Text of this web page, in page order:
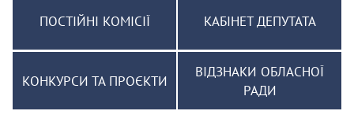
ПОСТІЙНІ КОМІСІЇ КАБІНЕТ ДЕПУТАТА
КОНКУРСИ ТА ПРОЄКТИ
ВІДЗНАКИ ОБЛАСНОЇ
РАДИ